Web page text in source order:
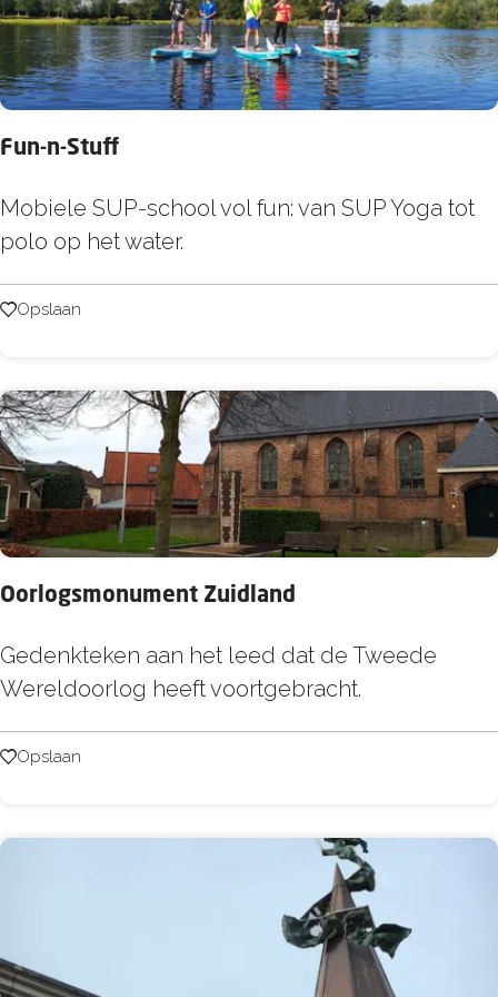
g
H
e
t
e
k
a
H
e
e
n
v
l
i
t
Fun-n-Stuff
F
u
-
S
t
u
f
f
Mobiele SUP-school vol fun: van SUP Yoga tot
polo op het water.
Opslaan
Opslaan
Oorlogsmonument Zuidland
O
o
l
s
n
u
Gedenkteken aan het leed dat de Tweede
Wereldoorlog heeft voortgebracht.
Opslaan
Opslaan